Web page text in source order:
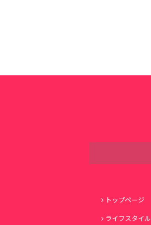
トップページ
ライフスタイル